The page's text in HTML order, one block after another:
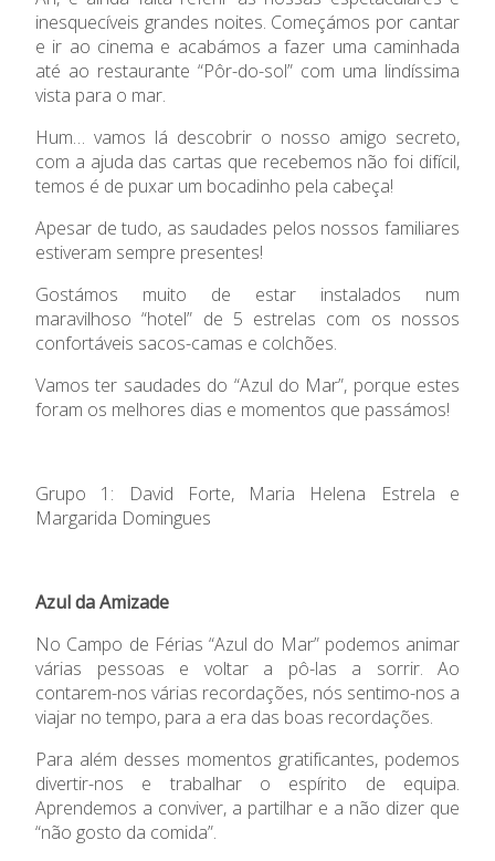
Informações
Notícias
inesquecíveis grandes noites. Começámos por cantar
e ir ao cinema e acabámos a fazer uma caminhada
até ao restaurante “Pôr-do-sol” com uma lindíssima
vista para o mar.
Hum… vamos lá descobrir o nosso amigo secreto,
com a ajuda das cartas que recebemos não foi difícil,
temos é de puxar um bocadinho pela cabeça!
Apesar de tudo, as saudades pelos nossos familiares
estiveram sempre presentes!
Gostámos muito de estar instalados num
maravilhoso “hotel” de 5 estrelas com os nossos
confortáveis sacos-camas e colchões.
Vamos ter saudades do “Azul do Mar”, porque estes
foram os melhores dias e momentos que passámos!
Grupo 1: David Forte, Maria Helena Estrela e
Margarida Domingues
Azul da Amizade
No Campo de Férias “Azul do Mar” podemos animar
várias pessoas e voltar a pô-las a sorrir. Ao
contarem-nos várias recordações, nós sentimo-nos a
viajar no tempo, para a era das boas recordações.
Para além desses momentos gratificantes, podemos
divertir-nos e trabalhar o espírito de equipa.
Aprendemos a conviver, a partilhar e a não dizer que
“não gosto da comida”.